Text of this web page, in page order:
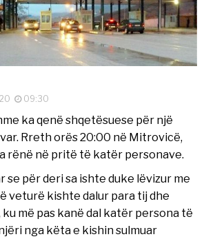
09:30
ka qenë shqetësuese për një
Rreth orës 20:00 në Mitrovicë,
rënë në pritë të katër personave.
se për deri sa ishte duke lëvizur me
veturë kishte dalur para tij dhe
më pas kanë dal katër persona të
nga këta e kishin sulmuar